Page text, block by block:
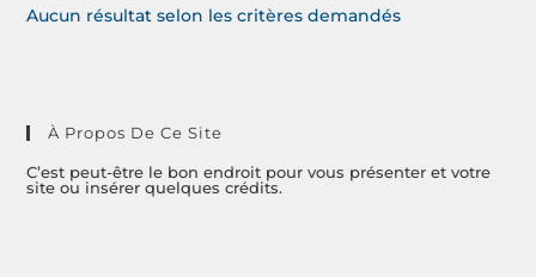
Aucun résultat selon les critères demandés
À Propos De Ce Site
C’est peut-être le bon endroit pour vous présenter et votre
site ou insérer quelques crédits.